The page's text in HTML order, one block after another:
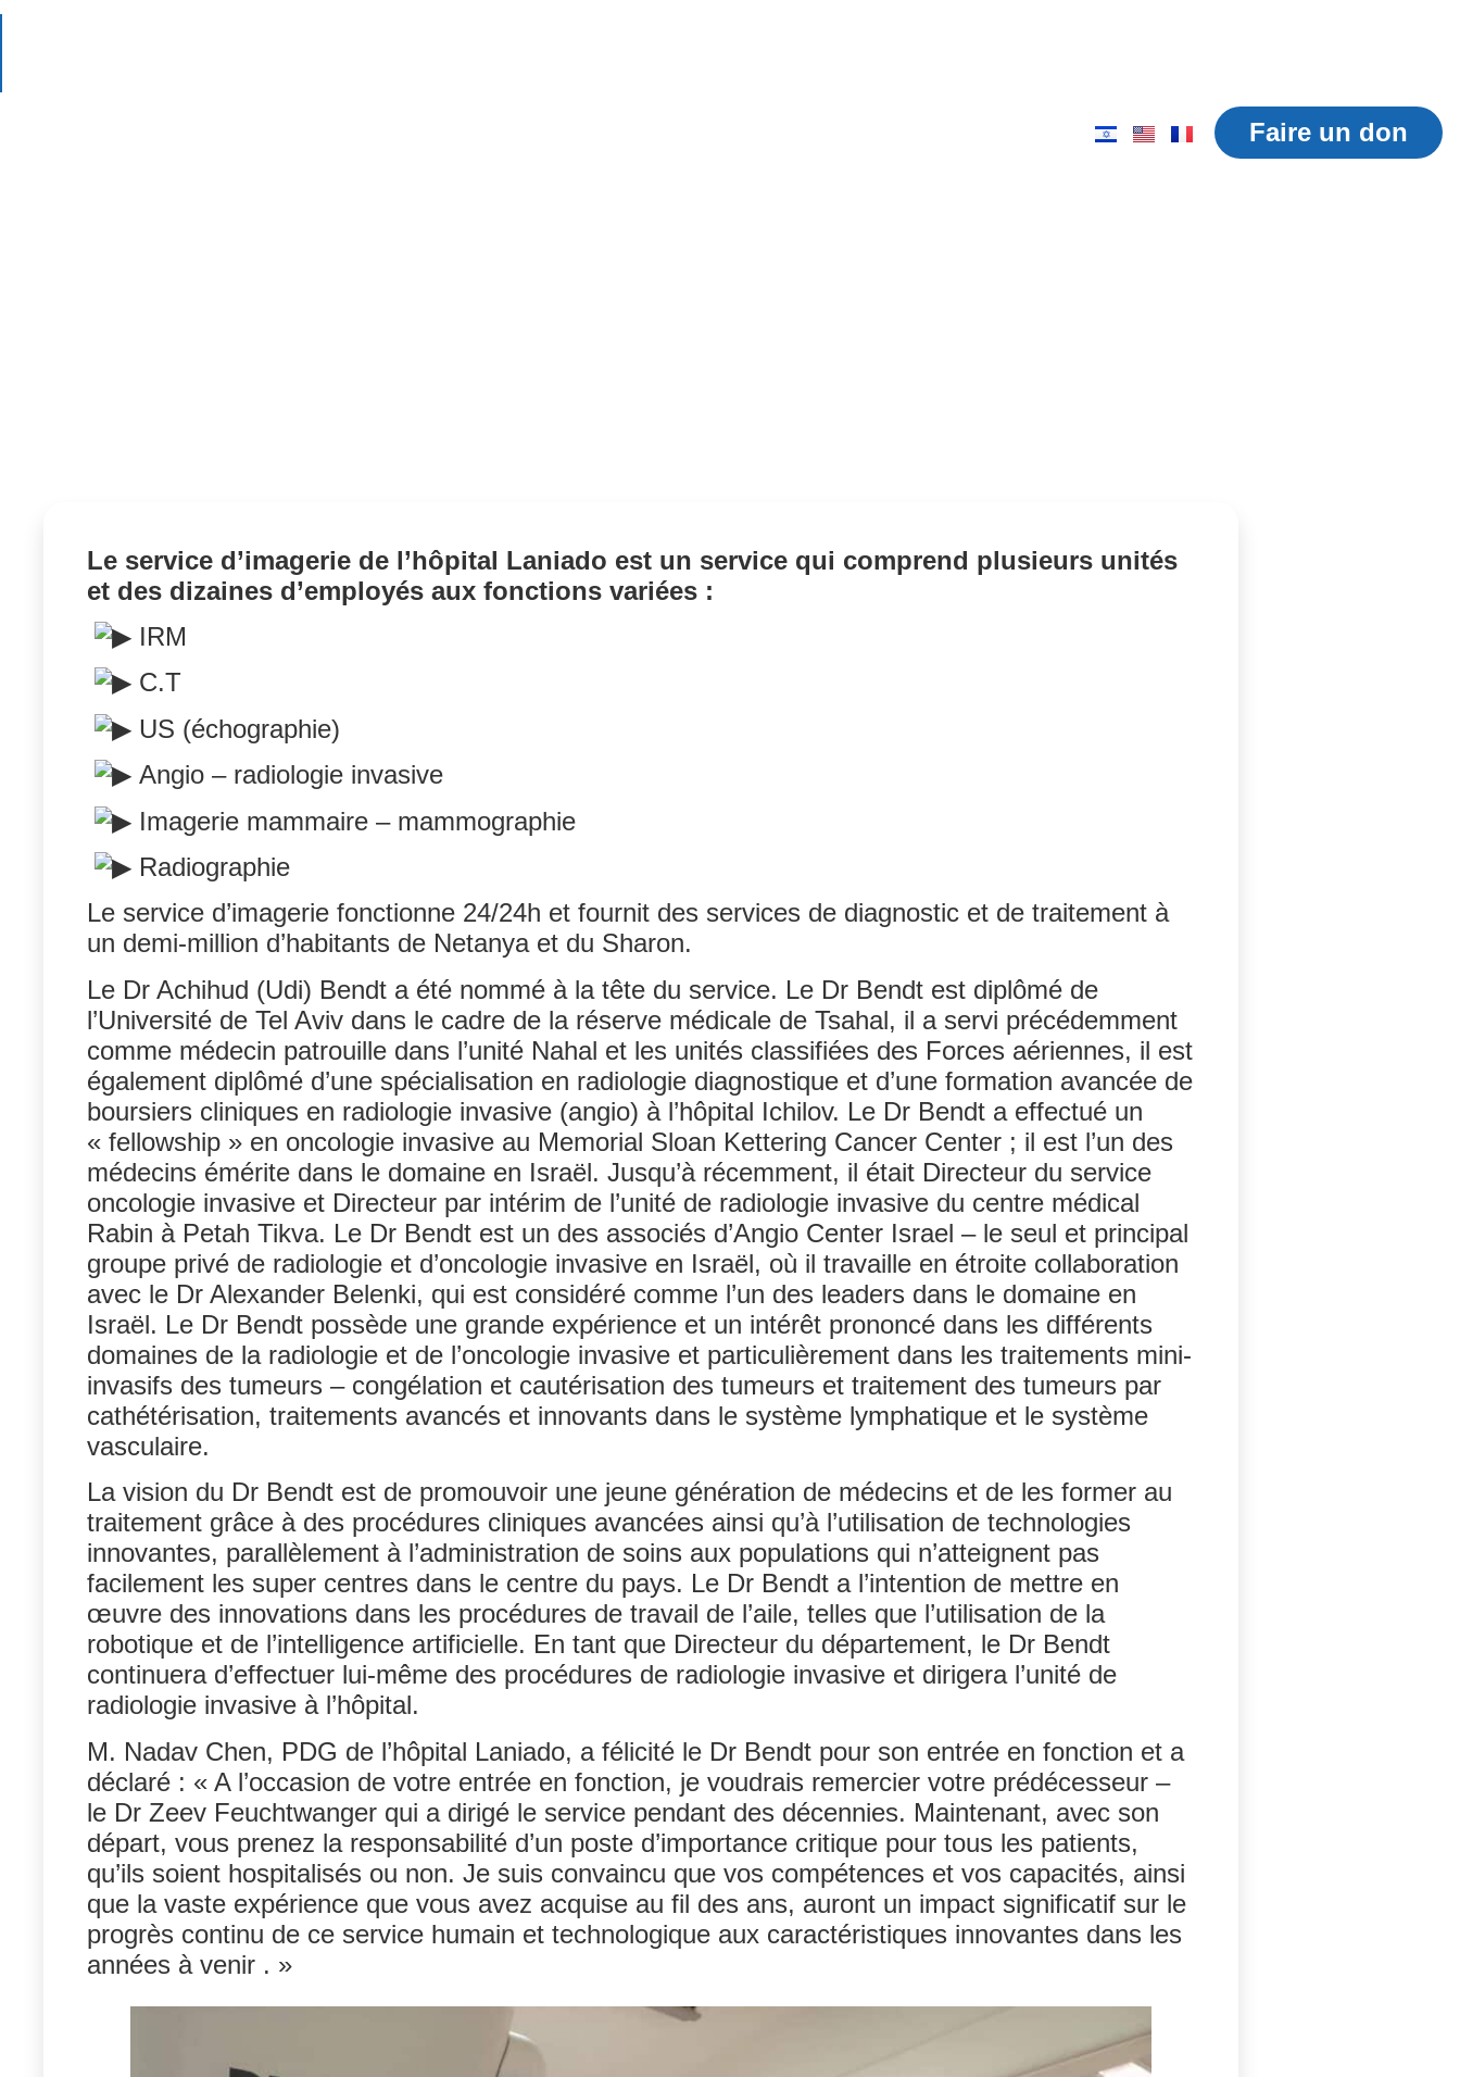
Faire un don
Le service d’imagerie de l’hôpital Laniado est un service qui comprend plusieurs unités
et des dizaines d’employés aux fonctions variées :
️IRM
️C.T
️US (échographie)
️Angio – radiologie invasive
Imagerie mammaire – mammographie
Radiographie
Le service d’imagerie fonctionne 24/24h et fournit des services de diagnostic et de traitement à
un demi-million d’habitants de Netanya et du Sharon.
Le Dr Achihud (Udi) Bendt a été nommé à la tête du service. Le Dr Bendt est diplômé de
l’Université de Tel Aviv dans le cadre de la réserve médicale de Tsahal, il a servi précédemment
comme médecin patrouille dans l’unité Nahal et les unités classifiées des Forces aériennes, il est
également diplômé d’une spécialisation en radiologie diagnostique et d’une formation avancée de
boursiers cliniques en radiologie invasive (angio) à l’hôpital Ichilov. Le Dr Bendt a effectué un
« fellowship » en oncologie invasive au Memorial Sloan Kettering Cancer Center ; il est l’un des
médecins émérite dans le domaine en Israël. Jusqu’à récemment, il était Directeur du service
oncologie invasive et Directeur par intérim de l’unité de radiologie invasive du centre médical
Rabin à Petah Tikva. Le Dr Bendt est un des associés d’Angio Center Israel – le seul et principal
groupe privé de radiologie et d’oncologie invasive en Israël, où il travaille en étroite collaboration
avec le Dr Alexander Belenki, qui est considéré comme l’un des leaders dans le domaine en
Israël. Le Dr Bendt possède une grande expérience et un intérêt prononcé dans les différents
domaines de la radiologie et de l’oncologie invasive et particulièrement dans les traitements mini-
invasifs des tumeurs – congélation et cautérisation des tumeurs et traitement des tumeurs par
cathétérisation, traitements avancés et innovants dans le système lymphatique et le système
vasculaire.
La vision du Dr Bendt est de promouvoir une jeune génération de médecins et de les former au
traitement grâce à des procédures cliniques avancées ainsi qu’à l’utilisation de technologies
innovantes, parallèlement à l’administration de soins aux populations qui n’atteignent pas
facilement les super centres dans le centre du pays. Le Dr Bendt a l’intention de mettre en
œuvre des innovations dans les procédures de travail de l’aile, telles que l’utilisation de la
robotique et de l’intelligence artificielle. En tant que Directeur du département, le Dr Bendt
continuera d’effectuer lui-même des procédures de radiologie invasive et dirigera l’unité de
radiologie invasive à l’hôpital.
M. Nadav Chen, PDG de l’hôpital Laniado, a félicité le Dr Bendt pour son entrée en fonction et a
déclaré : « A l’occasion de votre entrée en fonction, je voudrais remercier votre prédécesseur –
le Dr Zeev Feuchtwanger qui a dirigé le service pendant des décennies. Maintenant, avec son
départ, vous prenez la responsabilité d’un poste d’importance critique pour tous les patients,
qu’ils soient hospitalisés ou non. Je suis convaincu que vos compétences et vos capacités, ainsi
que la vaste expérience que vous avez acquise au fil des ans, auront un impact significatif sur le
progrès continu de ce service humain et technologique aux caractéristiques innovantes dans les
années à venir . »